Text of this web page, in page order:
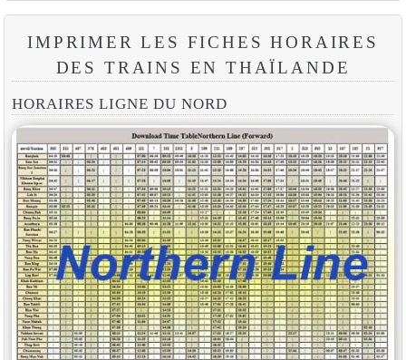
IMPRIMER LES FICHES HORAIRES
DES TRAINS EN THAÏLANDE
HORAIRES LIGNE DU NORD